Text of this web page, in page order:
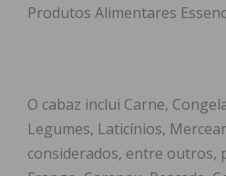
Produtos Alimentares
O cabaz inclui Carne,
Legumes, Laticínios,
considerados, entre outros,